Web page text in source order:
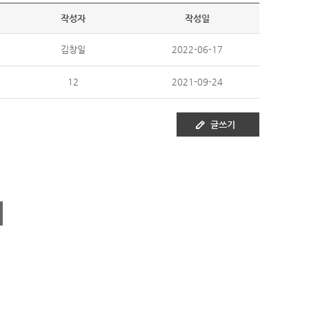
작성자 작성일
김창일 2022-06-17
12 2021-09-24
글쓰기